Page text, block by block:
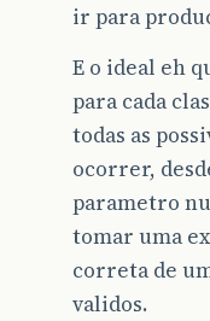
ir para
E o ideal eh
para cada
todas as
ocorrer,
parametro
tomar uma
correta de
validos.